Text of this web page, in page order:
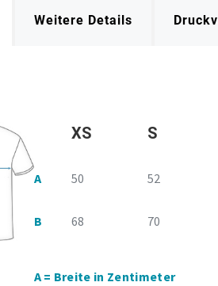
Weitere Details
XS S
A 50 52
B 68 70
A = Breite in Zentimeter